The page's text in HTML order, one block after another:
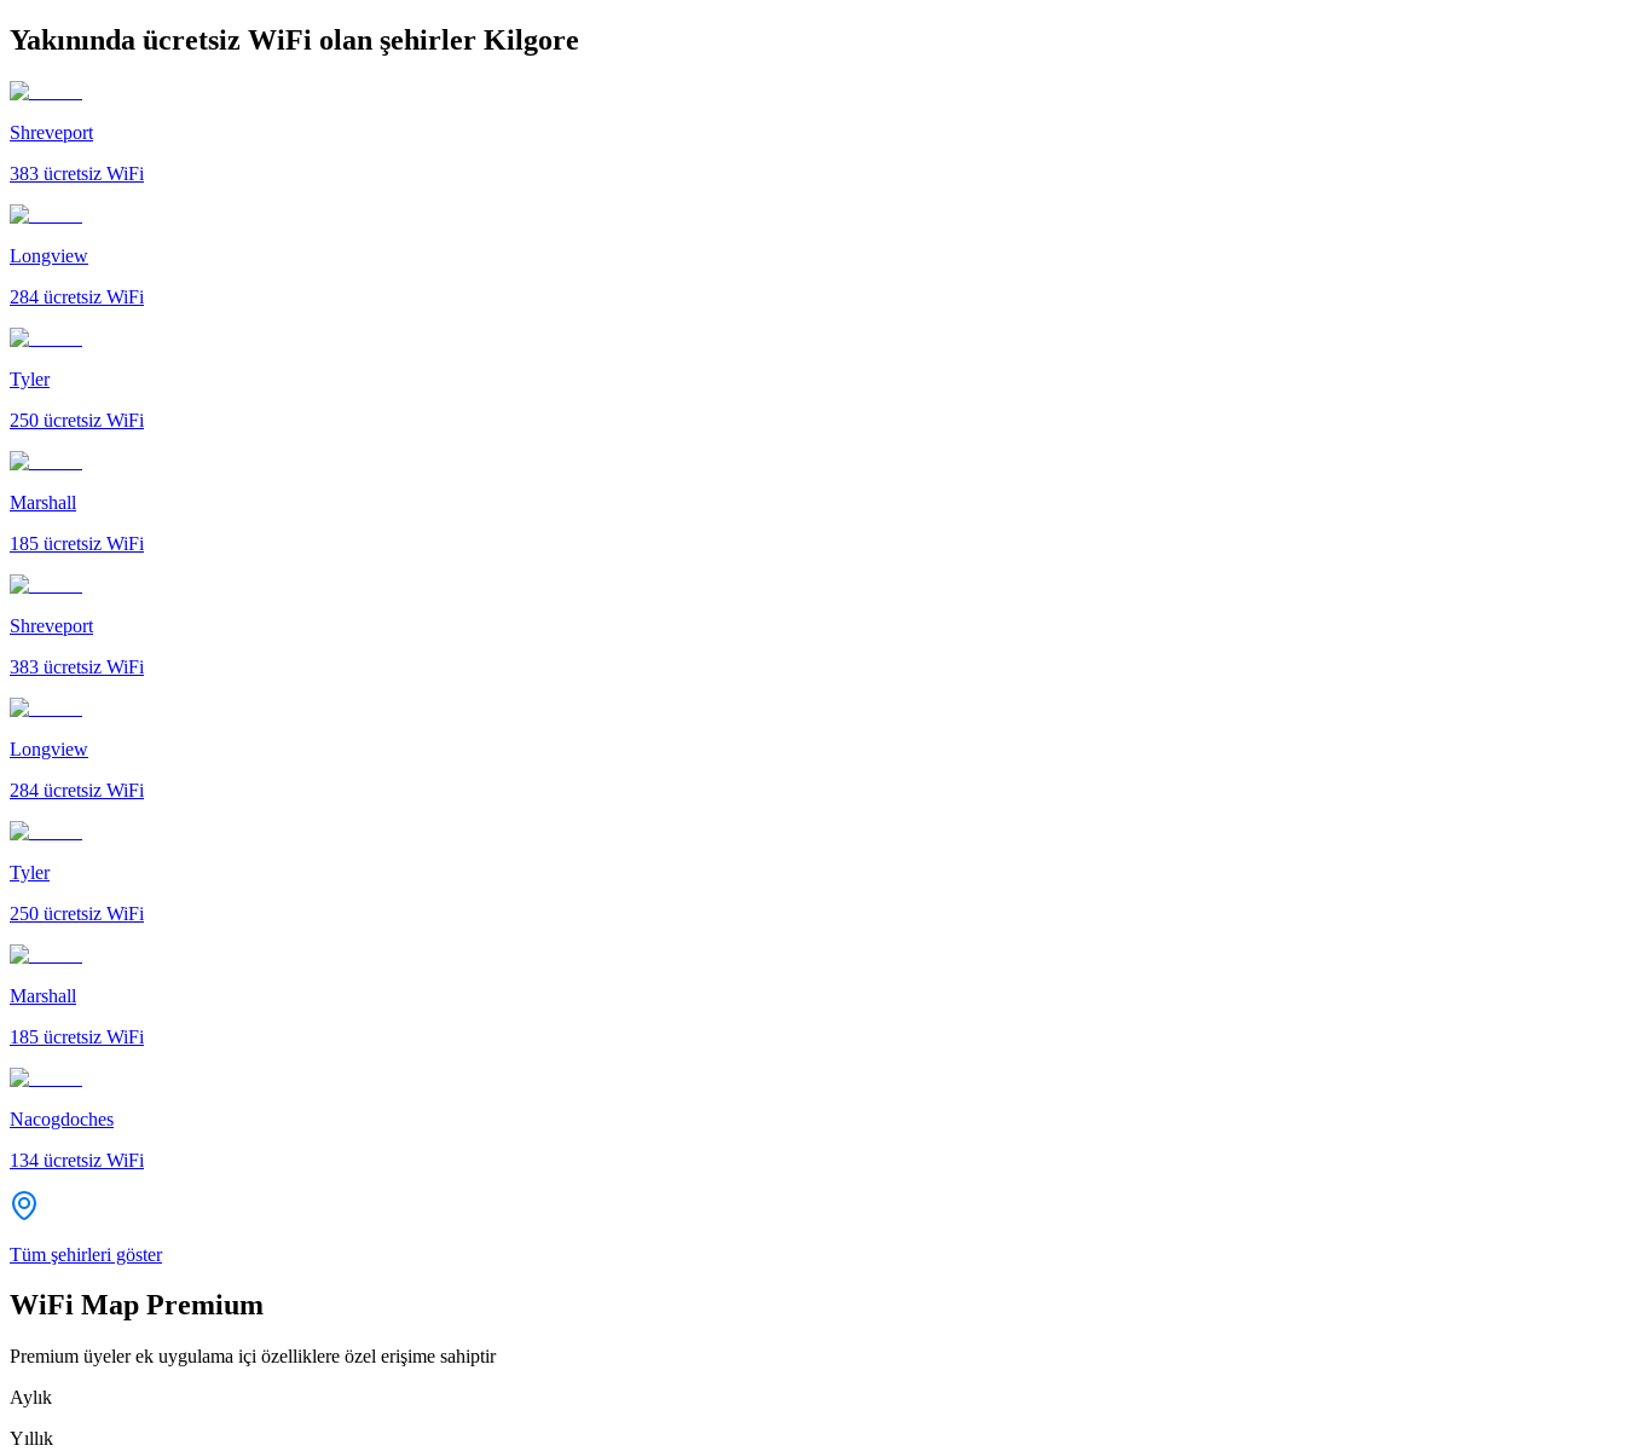
Yakınında ücretsiz WiFi olan şehirler Kilgore
Shreveport
383 ücretsiz WiFi
Longview
284 ücretsiz WiFi
Tyler
250 ücretsiz WiFi
Marshall
185 ücretsiz WiFi
Shreveport
383 ücretsiz WiFi
Longview
284 ücretsiz WiFi
Tyler
250 ücretsiz WiFi
Marshall
185 ücretsiz WiFi
Nacogdoches
134 ücretsiz WiFi
Tüm şehirleri göster
WiFi Map Premium
Premium üyeler ek uygulama içi özelliklere özel erişime sahiptir
Aylık
Yıllık